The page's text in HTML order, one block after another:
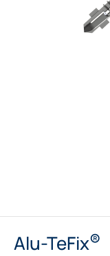
Alu-TeFix®